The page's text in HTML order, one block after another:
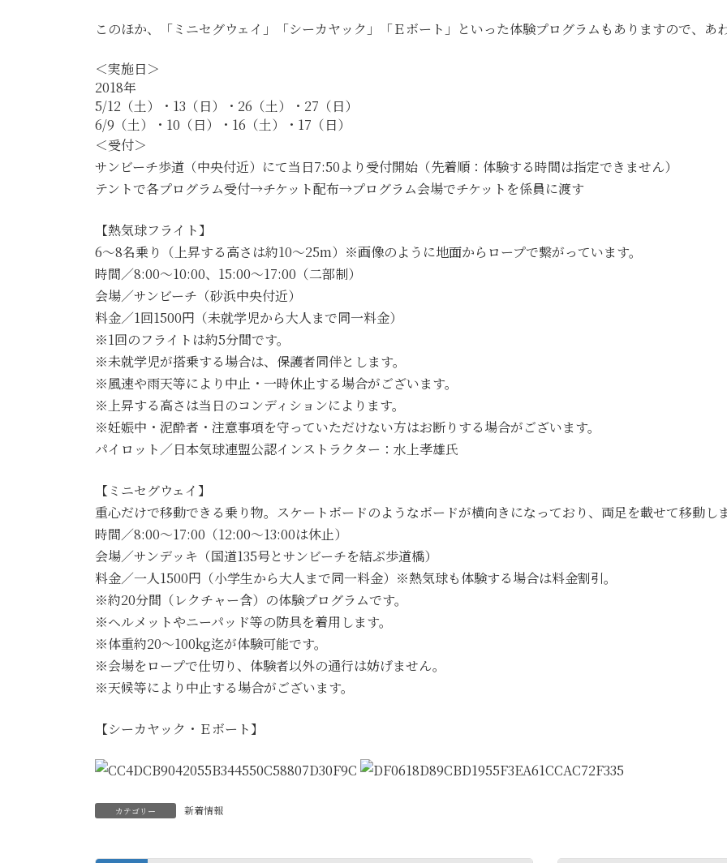
このほか、「ミニセグウェイ」「シーカヤック」「Ｅボート」といった体験プログラムもありますので、あ
＜実施日＞
2018年
5/12（土）・13（日）・26（土）・27（日）
6/9（土）・10（日）・16（土）・17（日）
＜受付＞
サンビーチ歩道（中央付近）にて当日7:50より受付開始（先着順：体験する時間は指定できません）
テントで各プログラム受付→チケット配布→プログラム会場でチケットを係員に渡す
【熱気球フライト】
6～8名乗り（上昇する高さは約10～25m）※画像のように地面からロープで繋がっています。
時間／8:00～10:00、15:00～17:00（二部制）
会場／サンビーチ（砂浜中央付近）
料金／1回1500円（未就学児から大人まで同一料金）
※1回のフライトは約5分間です。
※未就学児が搭乗する場合は、保護者同伴とします。
※風速や雨天等により中止・一時休止する場合がございます。
※上昇する高さは当日のコンディションによります。
※妊娠中・泥酔者・注意事項を守っていただけない方はお断りする場合がございます。
パイロット／日本気球連盟公認インストラクター：水上孝雄氏
【ミニセグウェイ】
重心だけで移動できる乗り物。スケートボードのようなボードが横向きになっており、両足を載せて移動し
時間／8:00～17:00（12:00～13:00は休止）
会場／サンデッキ（国道135号とサンビーチを結ぶ歩道橋）
料金／一人1500円（小学生から大人まで同一料金）※熱気球も体験する場合は料金割引。
※約20分間（レクチャー含）の体験プログラムです。
※ヘルメットやニーパッド等の防具を着用します。
※体重約20～100kg迄が体験可能です。
※会場をロープで仕切り、体験者以外の通行は妨げません。
※天候等により中止する場合がございます。
【シーカヤック・Ｅボート】
カテゴリー 新着情報